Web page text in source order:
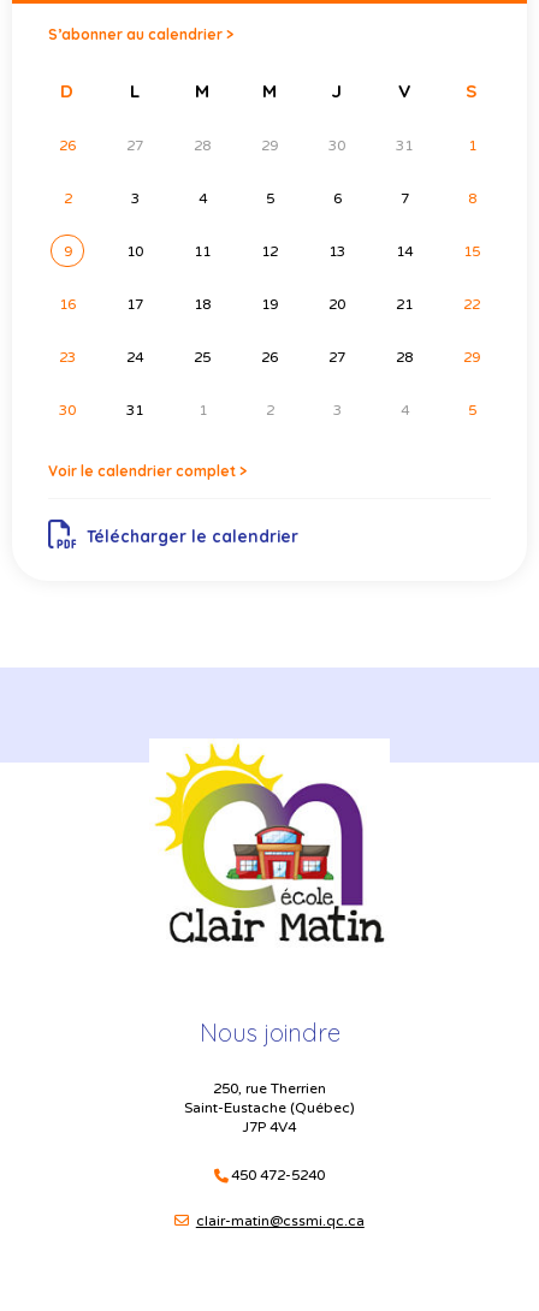
S’abonner au calendrier >
D L M M J V S
26 27 28 29 30 31 1
2 3 4 5 6 7 8
9 10 11 12 13 14 15
16 17 18 19 20 21 22
23 24 25 26 27 28 29
30 31 1 2 3 4 5
Voir le calendrier complet >
Télécharger le calendrier
Nous joindre
250, rue Therrien
Saint-Eustache (Québec)
J7P 4V4
450 472-5240
clair-matin@cssmi.qc.ca